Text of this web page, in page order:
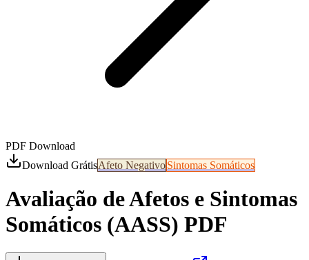
PDF Download
Download GrátisAfeto NegativoSintomas Somáticos
Avaliação de Afetos e Sintomas
Somáticos (AASS) PDF